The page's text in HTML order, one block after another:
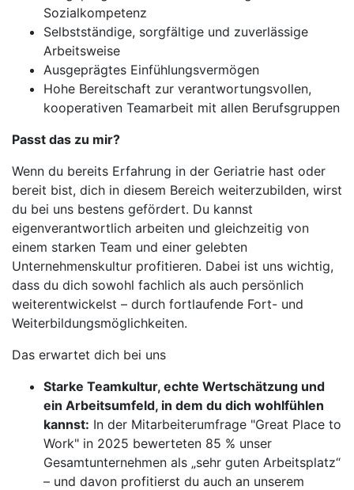
Sozialkompetenz
Selbstständige, sorgfältige und zuverlässige
Arbeitsweise
Ausgeprägtes Einfühlungsvermögen
Hohe Bereitschaft zur verantwortungsvollen,
kooperativen Teamarbeit mit allen Berufsgruppen
Passt das zu mir?
Wenn du bereits Erfahrung in der Geriatrie hast oder
bereit bist, dich in diesem Bereich weiterzubilden, wirst
du bei uns bestens gefördert. Du kannst
eigenverantwortlich arbeiten und gleichzeitig von
einem starken Team und einer gelebten
Unternehmenskultur profitieren. Dabei ist uns wichtig,
dass du dich sowohl fachlich als auch persönlich
weiterentwickelst – durch fortlaufende Fort- und
Weiterbildungsmöglichkeiten.
Das erwartet dich bei uns
Starke Teamkultur, echte Wertschätzung und
ein Arbeitsumfeld, in dem du dich wohlfühlen
kannst: In der Mitarbeiterumfrage "Great Place to
Work" in 2025 bewerteten 85 % unser
Gesamtunternehmen als „sehr guten Arbeitsplatz“
– und davon profitierst du auch an unserem